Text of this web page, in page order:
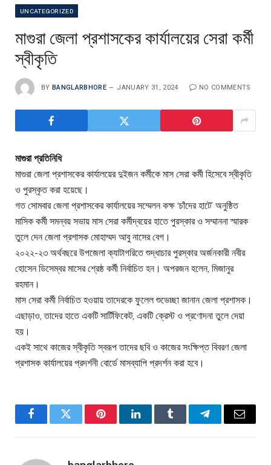
UNCATEGORIZED
মাগুরা জেলা প্রশাসকের কার্যালয়ের সেরা কর্মী
স্বীকৃতি
BY BANGLARBHORE JANUARY 31, 2024 NO COMMENTS
মাগুরা প্রতিনিধি
মাগুরা জেলা প্রশাসকের কার্যালয়ের দুইজন কর্মীকে মাস সেরা কর্মী হিসেবে স্বীকৃতি
ও পুরস্কৃত করা হয়েছে।
গত সোমবার জেলা প্রশাসকের কার্যালয়ের সম্মেলন কক্ষ ‘চাঁদের হাটে’ অনুষ্ঠিত
মাসিক কর্মী সমন্বয় সভায় মাস সেরা কর্মীদ্বয়ের হাতে পুরস্কার ও সম্মাননা স্মারক
তুলে দেন জেলা প্রশাসক মোহাম্মদ আবু নাসের বেগ।
২০২২-২৩ অর্থবছরে উপজেলা ক্যাটাগরিতে শুদ্ধাচার পুরস্কার অর্জনকারী নবীর
হোসেন ডিসেম্বর মাসের শ্রেষ্ঠ কর্মী নির্বাচিত হন। অপরজন হলেন, মিজানুর
রহমান।
মাস সেরা কর্মী নির্বাচিত হওয়ায় তাদেরকে ফুলেল শুভেচ্ছা জানান জেলা প্রশাসক।
এছাড়াও, তাদের হাতে একটি সার্টিফিকেট, একটি ক্রেস্ট ও প্রণোদনা তুলে দেয়া
হয়।
একই সাথে কাজের স্বীকৃতি স্বরূপ তাদের ছবি ও কাজের সংক্ষিপ্ত বিবরণ জেলা
প্রশাসক কার্যালয়ের প্রদর্শনী বোর্ডে মাসব্যাপি প্রদর্শন করা হবে।
FacebookTwitter PinterestLinkedInTumblr TelegramEmail